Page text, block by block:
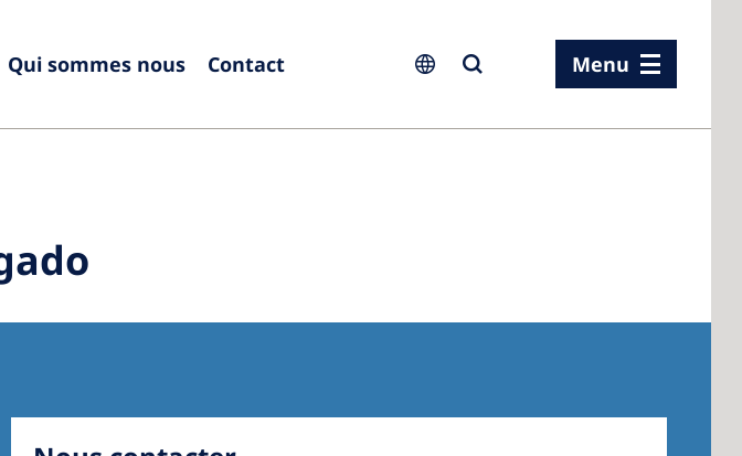
Qui sommes nous Contact
United Kingdom
Menu